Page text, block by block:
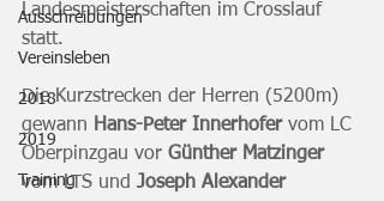
Ausschreibungen
Vereinsleben
2018
2019
Training
Landesmeisterschaften im Crosslauf
statt.
Die Kurzstrecken der Herren (5200m)
gewann Hans-Peter Innerhofer vom LC
Oberpinzgau vor Günther Matzinger
vom LTS und Joseph Alexander